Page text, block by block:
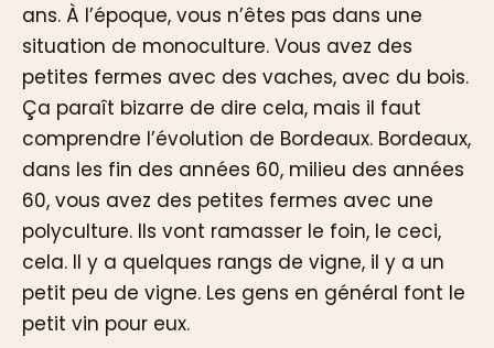
ans. À l’époque, vous n’êtes pas dans une
situation de monoculture. Vous avez des
petites fermes avec des vaches, avec du bois.
Ça paraît bizarre de dire cela, mais il faut
comprendre l’évolution de Bordeaux. Bordeaux,
dans les fin des années 60, milieu des années
60, vous avez des petites fermes avec une
polyculture. Ils vont ramasser le foin, le ceci,
cela. Il y a quelques rangs de vigne, il y a un
petit peu de vigne. Les gens en général font le
petit vin pour eux.